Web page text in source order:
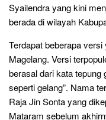
Syailendra yang kini
berada di wilayah
Terdapat beberapa
Magelang. Versi
berasal dari kata tepung
seperti gelang”. Nama
Raja Jin Sonta yang
Mataram sebelum